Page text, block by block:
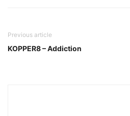
Previous article
KOPPER8 – Addiction